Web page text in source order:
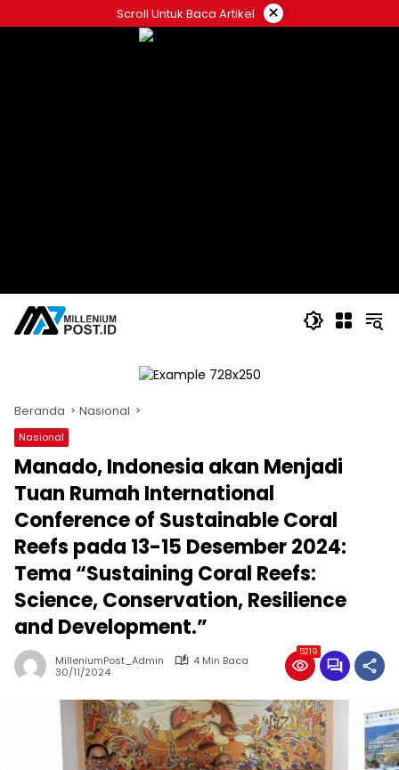
ke
Scroll Untuk Baca Artikel ×
Beranda Nasional
Nasional
Manado, Indonesia akan Menjadi
Tuan Rumah International
Conference of Sustainable Coral
Reefs pada 13-15 Desember 2024:
Tema “Sustaining Coral Reefs:
Science, Conservation, Resilience
and Development.”
MilleniumPost_Admin
4 Min Baca
30/11/2024
5219